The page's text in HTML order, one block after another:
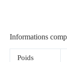
Informations
Poids